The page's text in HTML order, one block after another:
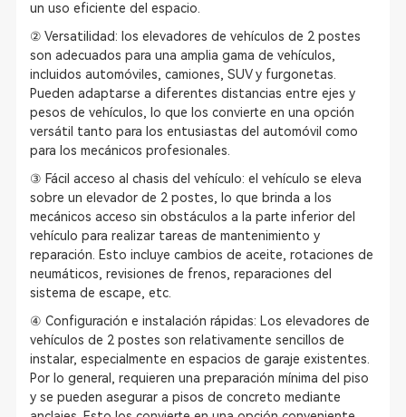
un uso eficiente del espacio.
② Versatilidad: los elevadores de vehículos de 2 postes
son adecuados para una amplia gama de vehículos,
incluidos automóviles, camiones, SUV y furgonetas.
Pueden adaptarse a diferentes distancias entre ejes y
pesos de vehículos, lo que los convierte en una opción
versátil tanto para los entusiastas del automóvil como
para los mecánicos profesionales.
③ Fácil acceso al chasis del vehículo: el vehículo se eleva
sobre un elevador de 2 postes, lo que brinda a los
mecánicos acceso sin obstáculos a la parte inferior del
vehículo para realizar tareas de mantenimiento y
reparación. Esto incluye cambios de aceite, rotaciones de
neumáticos, revisiones de frenos, reparaciones del
sistema de escape, etc.
④ Configuración e instalación rápidas: Los elevadores de
vehículos de 2 postes son relativamente sencillos de
instalar, especialmente en espacios de garaje existentes.
Por lo general, requieren una preparación mínima del piso
y se pueden asegurar a pisos de concreto mediante